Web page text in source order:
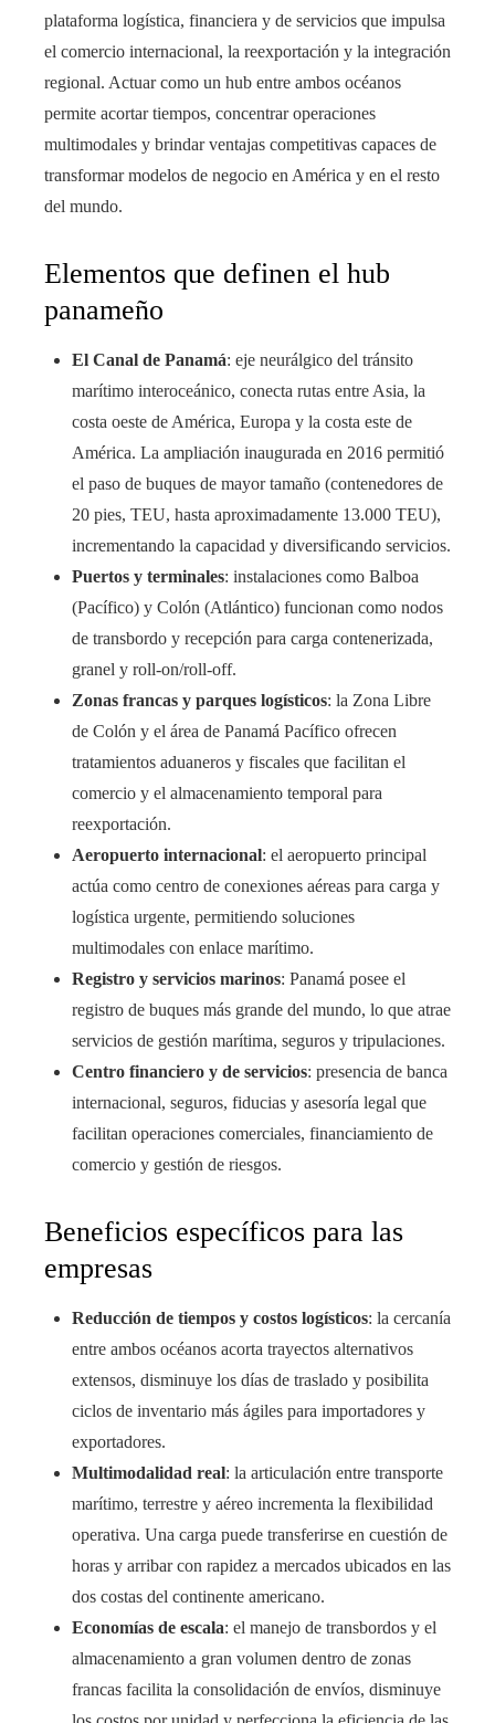
plataforma logística, financiera y de servicios que impulsa
el comercio internacional, la reexportación y la integración
regional. Actuar como un hub entre ambos océanos
permite acortar tiempos, concentrar operaciones
multimodales y brindar ventajas competitivas capaces de
transformar modelos de negocio en América y en el resto
del mundo.
Elementos que definen el hub
panameño
El Canal de Panamá: eje neurálgico del tránsito
marítimo interoceánico, conecta rutas entre Asia, la
costa oeste de América, Europa y la costa este de
América. La ampliación inaugurada en 2016 permitió
el paso de buques de mayor tamaño (contenedores de
20 pies, TEU, hasta aproximadamente 13.000 TEU),
incrementando la capacidad y diversificando servicios.
Puertos y terminales: instalaciones como Balboa
(Pacífico) y Colón (Atlántico) funcionan como nodos
de transbordo y recepción para carga contenerizada,
granel y roll-on/roll-off.
Zonas francas y parques logísticos: la Zona Libre
de Colón y el área de Panamá Pacífico ofrecen
tratamientos aduaneros y fiscales que facilitan el
comercio y el almacenamiento temporal para
reexportación.
Aeropuerto internacional: el aeropuerto principal
actúa como centro de conexiones aéreas para carga y
logística urgente, permitiendo soluciones
multimodales con enlace marítimo.
Registro y servicios marinos: Panamá posee el
registro de buques más grande del mundo, lo que atrae
servicios de gestión marítima, seguros y tripulaciones.
Centro financiero y de servicios: presencia de banca
internacional, seguros, fiducias y asesoría legal que
facilitan operaciones comerciales, financiamiento de
comercio y gestión de riesgos.
Beneficios específicos para las
empresas
Reducción de tiempos y costos logísticos: la cercanía
entre ambos océanos acorta trayectos alternativos
extensos, disminuye los días de traslado y posibilita
ciclos de inventario más ágiles para importadores y
exportadores.
Multimodalidad real: la articulación entre transporte
marítimo, terrestre y aéreo incrementa la flexibilidad
operativa. Una carga puede transferirse en cuestión de
horas y arribar con rapidez a mercados ubicados en las
dos costas del continente americano.
Economías de escala: el manejo de transbordos y el
almacenamiento a gran volumen dentro de zonas
francas facilita la consolidación de envíos, disminuye